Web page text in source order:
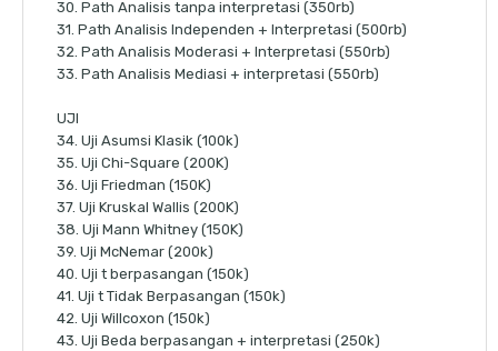
30. Path Analisis tanpa interpretasi (350rb)
31. Path Analisis Independen + Interpretasi (500rb)
32. Path Analisis Moderasi + Interpretasi (550rb)
33. Path Analisis Mediasi + interpretasi (550rb)
UJI
34. Uji Asumsi Klasik (100k)
35. Uji Chi-Square (200K)
36. Uji Friedman (150K)
37. Uji Kruskal Wallis (200K)
38. Uji Mann Whitney (150K)
39. Uji McNemar (200k)
40. Uji t berpasangan (150k)
41. Uji t Tidak Berpasangan (150k)
42. Uji Willcoxon (150k)
43. Uji Beda berpasangan + interpretasi (250k)